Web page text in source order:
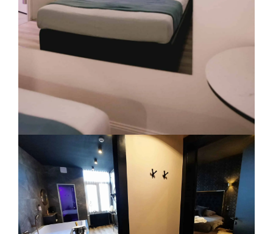
LA SÉDUCTRICE